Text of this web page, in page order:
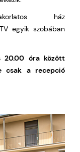
ház
egyik szobában
20.00 óra között
csak a recepció